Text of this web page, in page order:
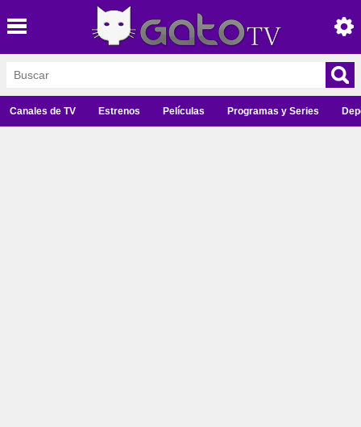
Canales de TV Estrenos Películas Programas y Series